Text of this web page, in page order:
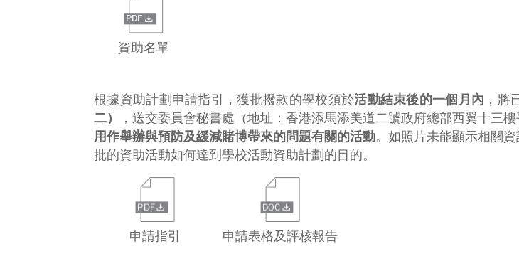
資助名單
根據資助計劃申請指引，獲批撥款的學校須於活動結束後的一個月內 ，將
二）
，送交委員會秘書處（地址：香港添馬添美道二號政府總部西翼十三
用作舉辦與預防及緩減賭博帶來的問題有關的活動。如照片未能顯示相關
批的資助活動如何達到學校活動資助計劃的目的。
申請指引 申請表格及評核報告